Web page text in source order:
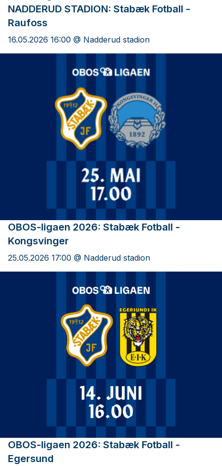
NADDERUD STADION: Stabæk Fotball -
Raufoss
16.05.2026 16:00 @ Nadderud stadion
OBOS-ligaen 2026: Stabæk Fotball -
Kongsvinger
25.05.2026 17:00 @ Nadderud stadion
OBOS-ligaen 2026: Stabæk Fotball -
Egersund